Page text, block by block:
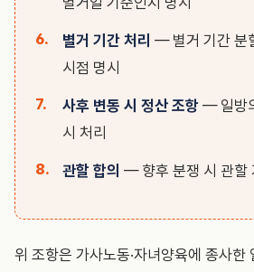
별거 기간 처리 — 별거 기간 분
시점 명시
사후 변동 시 정산 조항 — 일방
시 처리
관할 합의 — 향후 분쟁 시 관할
위 조항은 가사노동·자녀양육에 종사한